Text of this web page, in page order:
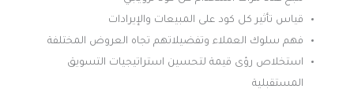
قياس تأثير كل كود على المبيعات والإيرادات
فهم سلوك العملاء وتفضيلاتهم تجاه العروض المختلفة
استخلاص رؤى قيمة لتحسين استراتيجيات التسويق
المستقبلية